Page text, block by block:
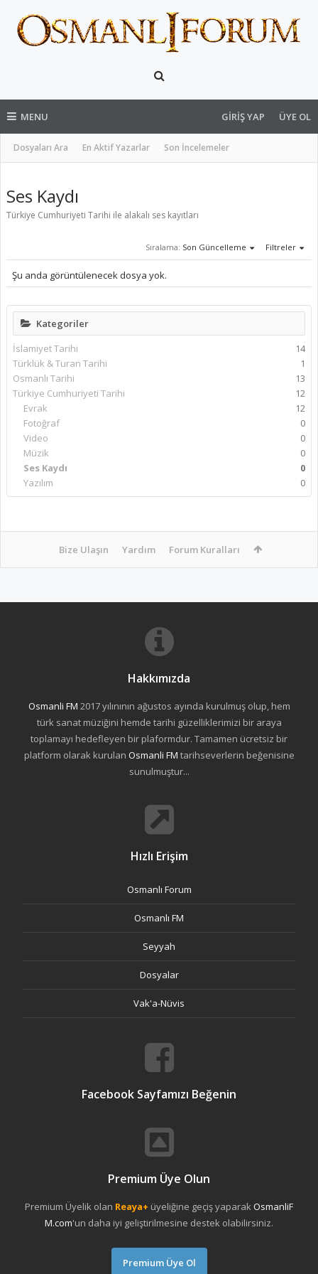
MENU
Dosyaları Ara En Aktif Yazarlar Son İncelemeler
GIRIŞ YAP ÜYE OL
Ses Kaydı
Türkiye Cumhuriyeti Tarihi ile alakalı ses kayıtları
Kategoriler
İslamiyet Tarihi
14
Türklük & Turan Tarihi
1
Osmanlı Tarihi
13
Türkiye Cumhuriyeti Tarihi
12
Evrak
12
Fotoğraf
0
Video
0
Müzik
0
Ses Kaydı
0
Yazılım
0
Sıralama: Son Güncelleme Filtreler
Şu anda görüntülenecek dosya yok.
Bize Ulaşın Yardım Forum Kuralları
Hakkımızda
Osmanli FM 2017 yılınının ağustos ayında kurulmuş olup, hem
türk sanat müziğini hemde tarihi güzelliklerimizi bir araya
toplamayı hedefleyen bir plaformdur. Tamamen ücretsiz bir
platform olarak kurulan Osmanli FM tarihseverlerin beğenisine
sunulmuştur...
Hızlı Erişim
Osmanlı Forum
Osmanlı FM
Seyyah
Dosyalar
Vak'a-Nüvis
Facebook Sayfamızı Beğenin
Premium Üye Olun
Premium Üyelik olan Reaya+ üyeliğine geçiş yaparakOsmanliF
M.com'un daha iyi geliştirilmesine destek olabilirsiniz.
Premium Üye Ol